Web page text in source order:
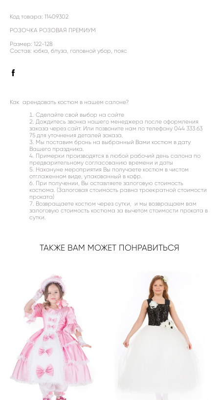
Код товара: 11409302
РОЗОЧКА РОЗОВАЯ ПРЕМИУМ
Размер: 122-128
Состав: юбка, блуза, головной убор, пояс
Как арендовать костюм в нашем салоне?
Cделайте свой выбор на сайте
Дождитесь звонка нашего менеджера после оформления
заказа через сайт. Или позвоните нам по телефону 044 333 63
75 для уточнения деталей заказа.
Мы поставим бронь на выбранный Вами костюм в дату
Вашего праздника.
Примерки производятся в любой рабочий день салона по
предварительному согласованию времени и даты
Накануне мероприятия Вы получаете костюм в чистом
отглаженном виде, упакованный в кофр.
При получении, Вы оставляете залоговую стоимость
костюма. (Залоговая стоимость равна троекратной стоимости
проката)
Возвращаете костюм через сутки, и мы возвращаем вам
залоговую стоимость костюма за вычетом стоимости проката в
сутки.
ТАКЖЕ ВАМ МОЖЕТ ПОНРАВИТЬСЯ